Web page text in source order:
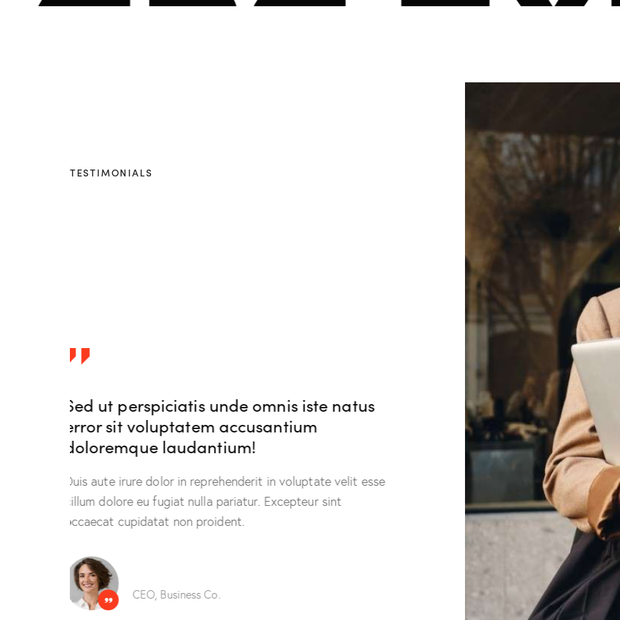
TESTIMONIALS
Sed ut perspiciatis unde omnis iste natus
error sit voluptatem accusantium
doloremque laudantium!
Duis aute irure dolor in reprehenderit in voluptate velit esse
cillum dolore eu fugiat nulla pariatur. Excepteur sint
occaecat cupidatat non proident.
CEO, Business Co.
Sed ut perspiciatis unde
error sit voluptatem
doloremque laudantium!
Duis aute irure dolor in
cillum dolore eu fugiat nulla pariatur.
occaecat cupidatat non proident.
Natalie Ford
CEO, Business Co.